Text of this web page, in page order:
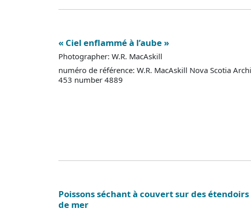
« Ciel enflammé à l’aube »
Photographer: W.R. MacAskill
numéro de référence: W.R. MacAskill Nova Scotia
453 number 4889
Poissons séchant à couvert sur des
de mer